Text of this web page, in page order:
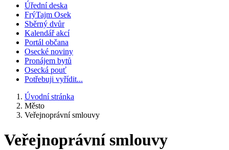
Úřední deska
FrýTajm Osek
Sběrný dvůr
Kalendář akcí
Portál občana
Osecké noviny
Pronájem bytů
Osecká pouť
Potřebuji vyřídit...
Úvodní stránka
Město
Veřejnoprávní smlouvy
Veřejnoprávní smlouvy